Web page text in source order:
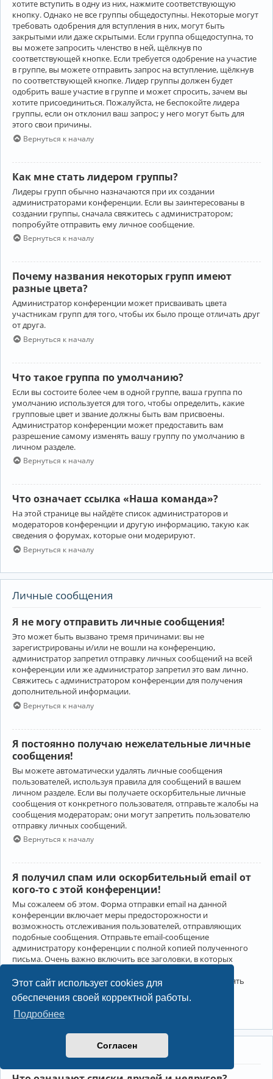
Этот сайт использует cookies для
обеспечения своей корректной работы.
Подробнее
Согласен
хотите вступить в одну из них, нажмите соответствующую
кнопку. Однако не все группы общедоступны. Некоторые могут
требовать одобрения для вступления в них, могут быть
закрытыми или даже скрытыми. Если группа общедоступна, то
вы можете запросить членство в ней, щёлкнув по
соответствующей кнопке. Если требуется одобрение на участие
в группе, вы можете отправить запрос на вступление, щёлкнув
по соответствующей кнопке. Лидер группы должен будет
одобрить ваше участие в группе и может спросить, зачем вы
хотите присоединиться. Пожалуйста, не беспокойте лидера
группы, если он отклонил ваш запрос; у него могут быть для
этого свои причины.
Вернуться к началу
Как мне стать лидером группы?
Лидеры групп обычно назначаются при их создании
администраторами конференции. Если вы заинтересованы в
создании группы, сначала свяжитесь с администратором;
попробуйте отправить ему личное сообщение.
Вернуться к началу
Почему названия некоторых групп имеют
разные цвета?
Администратор конференции может присваивать цвета
участникам групп для того, чтобы их было проще отличать друг
от друга.
Вернуться к началу
Что такое группа по умолчанию?
Если вы состоите более чем в одной группе, ваша группа по
умолчанию используется для того, чтобы определить, какие
групповые цвет и звание должны быть вам присвоены.
Администратор конференции может предоставить вам
разрешение самому изменять вашу группу по умолчанию в
личном разделе.
Вернуться к началу
Что означает ссылка «Наша команда»?
На этой странице вы найдёте список администраторов и
модераторов конференции и другую информацию, такую как
сведения о форумах, которые они модерируют.
Вернуться к началу
Личные сообщения
Я не могу отправить личные сообщения!
Это может быть вызвано тремя причинами: вы не
зарегистрированы и/или не вошли на конференцию,
администратор запретил отправку личных сообщений на всей
конференции или же администратор запретил это вам лично.
Свяжитесь с администратором конференции для получения
дополнительной информации.
Вернуться к началу
Я постоянно получаю нежелательные личные
сообщения!
Вы можете автоматически удалять личные сообщения
пользователей, используя правила для сообщений в вашем
личном разделе. Если вы получаете оскорбительные личные
сообщения от конкретного пользователя, отправьте жалобы на
сообщения модераторам; они могут запретить пользователю
отправку личных сообщений.
Вернуться к началу
Я получил спам или оскорбительный email от
кого-то с этой конференции!
Мы сожалеем об этом. Форма отправки email на данной
конференции включает меры предосторожности и
возможность отслеживания пользователей, отправляющих
подобные сообщения. Отправьте email-сообщение
администратору конференции с полной копией полученного
письма. Очень важно включить все заголовки, в которых
Администратор конференции сможет в этом случае принять
меры.
Друзья и недруги